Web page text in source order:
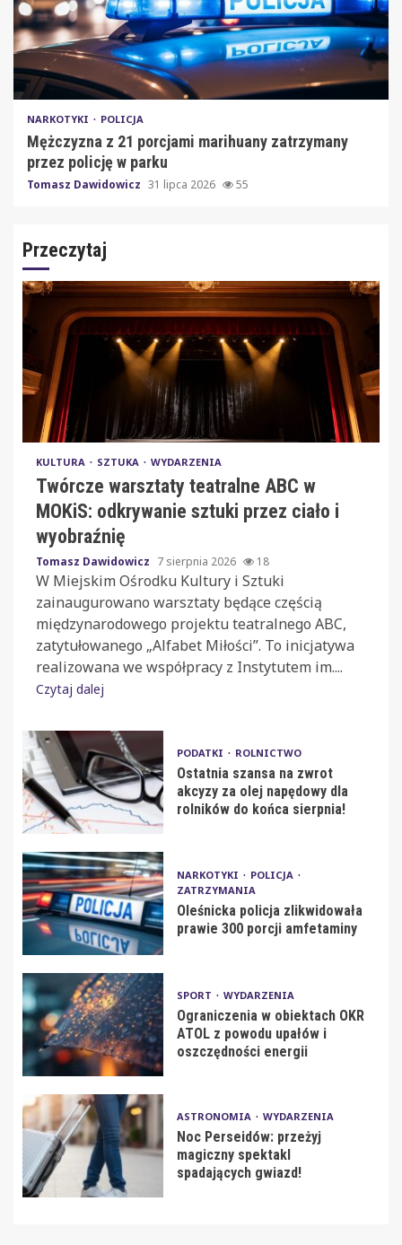
NARKOTYKI POLICJA
Mężczyzna z 21 porcjami marihuany zatrzymany
przez policję w parku
Tomasz Dawidowicz 31 lipca 2026 55
Przeczytaj
KULTURA SZTUKA WYDARZENIA
Twórcze warsztaty teatralne ABC w
MOKiS: odkrywanie sztuki przez ciało i
wyobraźnię
Tomasz Dawidowicz 7 sierpnia 2026 18
W Miejskim Ośrodku Kultury i Sztuki
zainaugurowano warsztaty będące częścią
międzynarodowego projektu teatralnego ABC,
zatytułowanego „Alfabet Miłości”. To inicjatywa
realizowana we współpracy z Instytutem im....
Czytaj dalej
PODATKI ROLNICTWO
Ostatnia szansa na zwrot
akcyzy za olej napędowy dla
rolników do końca sierpnia!
NARKOTYKI
POLICJA
ZATRZYMANIA
Oleśnicka policja zlikwidowała
prawie 300 porcji amfetaminy
SPORT WYDARZENIA
Ograniczenia w obiektach OKR
ATOL z powodu upałów i
oszczędności energii
ASTRONOMIA WYDARZENIA
Noc Perseidów: przeżyj
magiczny spektakl
spadających gwiazd!